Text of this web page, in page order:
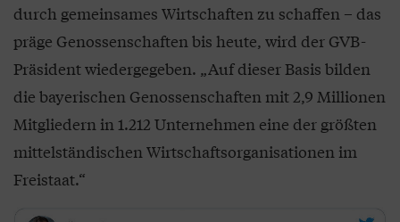
durch gemeinsames Wirtschaften zu schaffen – das
präge Genossenschaften bis heute, wird der GVB-
Präsident wiedergegeben. „Auf dieser Basis bilden
die bayerischen Genossenschaften mit 2,9 Millionen
Mitgliedern in 1.212 Unternehmen eine der größten
mittelständischen Wirtschaftsorganisationen im
Freistaat.“